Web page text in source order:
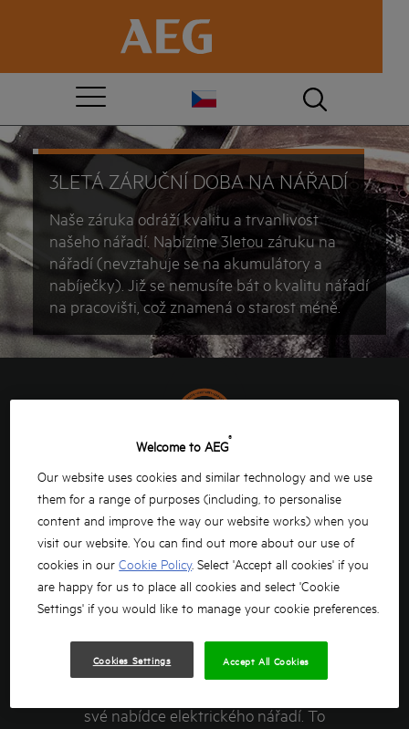
3LETÁ ZÁRUČNÍ DOBA NA NÁŘADÍ
Naše záruka odráží kvalitu a trvanlivost
našeho nářadí. Nabízíme 3letou záruku na
nářadí (nevztahuje se na akumulátory a
nabíječky). Již se nemusíte bát o kvalitu nářadí
na pracovišti, což znamená o starost méně.
KDYŽ ŘÍKÁME, ŽE NÁŘADÍ
VYDRŽÍ,
MYSLÍME TO VÁŽNĚ.
svou nabídku pro profesionální
použití a nyní poskytuje
své nabídce elektrického nářadí. To
Welcome to AEG®
Our website uses cookies and similar technology and we use
them for a range of purposes (including, to personalise
content and improve the way our website works) when you
visit our website. You can find out more about our use of
cookies in ourCookie Policy. Select 'Accept all cookies' if you
are happy for us to place all cookies and select 'Cookie
Settings' if you would like to manage your cookie preferences.
Cookies Settings Accept All Cookies